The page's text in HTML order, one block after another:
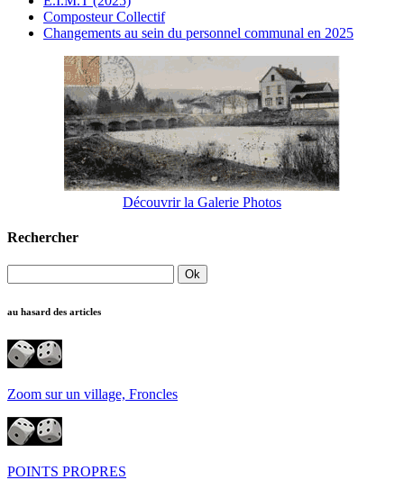
Composteur Collectif
Changements au sein du personnel communal en 2025
Découvrir la Galerie Photos
Rechercher
au hasard des articles
Zoom sur un village, Froncles
POINTS PROPRES